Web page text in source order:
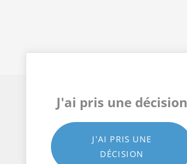
J'ai pris une décision
J'AI PRIS UNE
DÉCISION